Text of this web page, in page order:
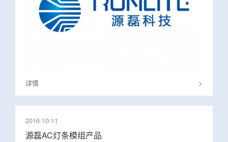
详情 >
2016-10-11
源磊AC灯条模组产品